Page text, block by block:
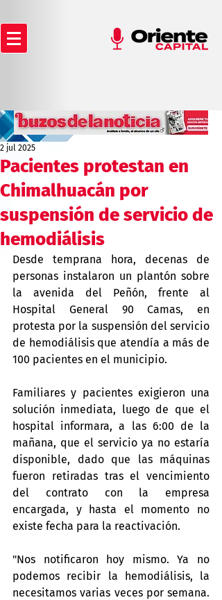
Pacientes protestan en
Chimalhuacán por
suspensión de servicio de
hemodiálisis
2 jul 2025
Desde temprana hora, decenas de
personas instalaron un plantón sobre
la avenida del Peñón, frente al
Hospital General 90 Camas, en
protesta por la suspensión del servicio
de hemodiálisis que atendía a más de
100 pacientes en el municipio.
Familiares y pacientes exigieron una
solución inmediata, luego de que el
hospital informara, a las 6:00 de la
mañana, que el servicio ya no estaría
disponible, dado que las máquinas
fueron retiradas tras el vencimiento
del contrato con la empresa
encargada, y hasta el momento no
existe fecha para la reactivación.
"Nos notificaron hoy mismo. Ya no
podemos recibir la hemodiálisis, la
necesitamos varias veces por semana.